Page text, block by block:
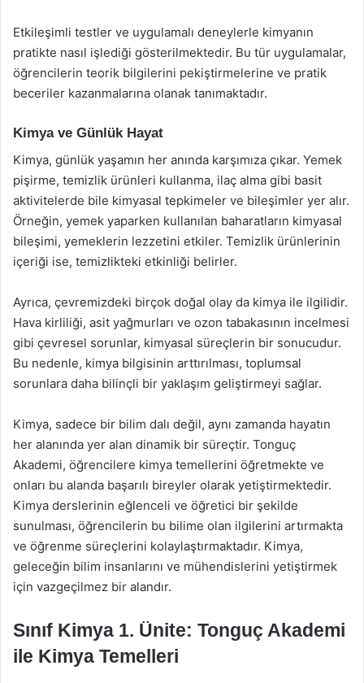
Etkileşimli testler ve uygulamalı deneylerle kimyanın
pratikte nasıl işlediği gösterilmektedir. Bu tür uygulamalar,
öğrencilerin teorik bilgilerini pekiştirmelerine ve pratik
beceriler kazanmalarına olanak tanımaktadır.
Kimya ve Günlük Hayat
Kimya, günlük yaşamın her anında karşımıza çıkar. Yemek
pişirme, temizlik ürünleri kullanma, ilaç alma gibi basit
aktivitelerde bile kimyasal tepkimeler ve bileşimler yer alır.
Örneğin, yemek yaparken kullanılan baharatların kimyasal
bileşimi, yemeklerin lezzetini etkiler. Temizlik ürünlerinin
içeriği ise, temizlikteki etkinliği belirler.
Ayrıca, çevremizdeki birçok doğal olay da kimya ile ilgilidir.
Hava kirliliği, asit yağmurları ve ozon tabakasının incelmesi
gibi çevresel sorunlar, kimyasal süreçlerin bir sonucudur.
Bu nedenle, kimya bilgisinin arttırılması, toplumsal
sorunlara daha bilinçli bir yaklaşım geliştirmeyi sağlar.
Kimya, sadece bir bilim dalı değil, aynı zamanda hayatın
her alanında yer alan dinamik bir süreçtir. Tonguç
Akademi, öğrencilere kimya temellerini öğretmekte ve
onları bu alanda başarılı bireyler olarak yetiştirmektedir.
Kimya derslerinin eğlenceli ve öğretici bir şekilde
sunulması, öğrencilerin bu bilime olan ilgilerini artırmakta
ve öğrenme süreçlerini kolaylaştırmaktadır. Kimya,
geleceğin bilim insanlarını ve mühendislerini yetiştirmek
için vazgeçilmez bir alandır.
Sınıf Kimya 1. Ünite: Tonguç Akademi
ile Kimya Temelleri